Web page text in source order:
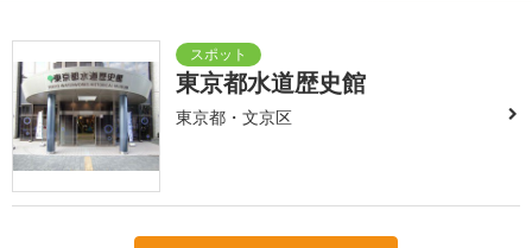
東京都水道歴史館
東京都・文京区